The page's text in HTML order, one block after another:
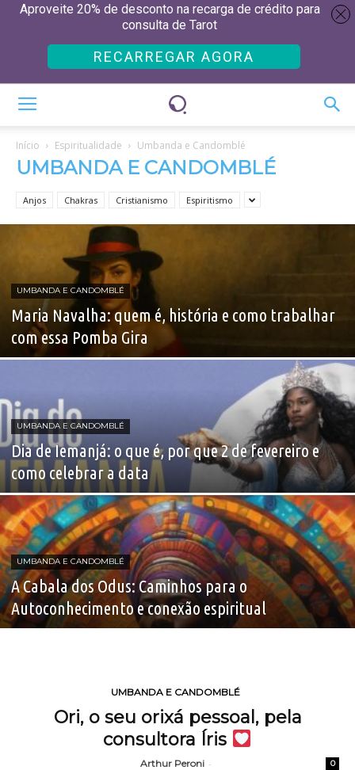
Início Espiritualidade Umbanda e Candomblé
UMBANDA E CANDOMBLÉ
Anjos Chakras Cristianismo Espiritismo
UMBANDA E CANDOMBLÉ
Maria Navalha: quem é, história e como trabalhar
com essa Pomba Gira
UMBANDA E CANDOMBLÉ
Dia de Iemanjá: o que é, por que 2 de fevereiro e
como celebrar a data
UMBANDA E CANDOMBLÉ
A Cabala dos Odus: Caminhos para o
Autoconhecimento e conexão espiritual
UMBANDA E CANDOMBLÉ
Ori, o seu orixá pessoal, pela
consultora Íris
Arthur Peroni - 0
Aproveite 20% de desconto na recarga de crédito para
consulta de Tarot
RECARREGAR AGORA